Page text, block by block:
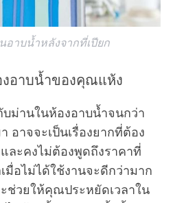
อาบน้ำหลังจากที่เปียก
อาบน้ำของคุณแห้ง
บม่านในห้องอาบน้ำจนกว่า
อาจจะเป็นเรื่องยากที่ต้อง
ละคงไม่ต้องพูดถึงราคาที่
มื่อไม่ได้ใช้งานจะดีกว่ามาก
ช่วยให้คุณประหยัดเวลาใน